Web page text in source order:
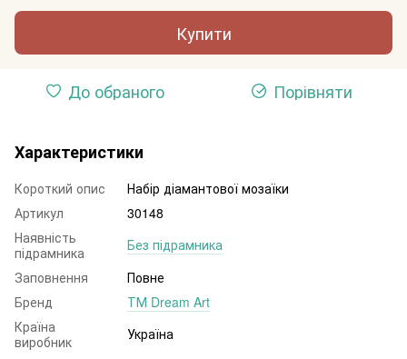
Купити
До обраного Порівняти
Характеристики
Короткий опис
Набір діамантової мозаїки
Артикул
30148
Наявність
підрамника
Без підрамника
Заповнення
Повне
Бренд
ТМ Dream Art
Країна
виробник
Україна